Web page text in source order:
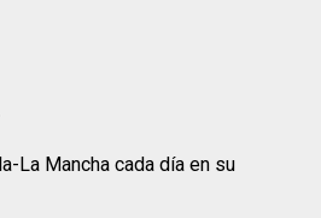
La Mancha cada día en su